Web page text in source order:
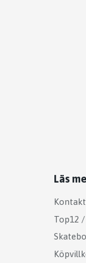
Läs
Top12